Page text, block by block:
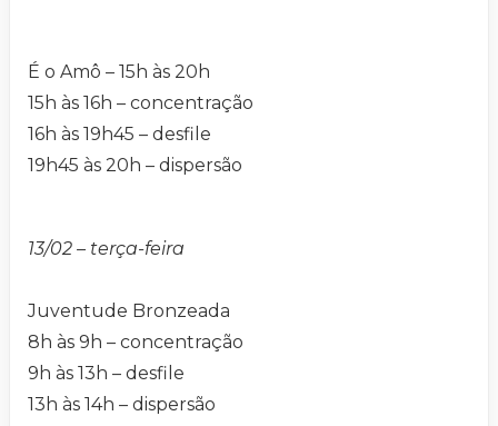
É o Amô – 15h às 20h
15h às 16h – concentração
16h às 19h45 – desfile
19h45 às 20h – dispersão
13/02 – terça-feira
Juventude Bronzeada
8h às 9h – concentração
9h às 13h – desfile
13h às 14h – dispersão